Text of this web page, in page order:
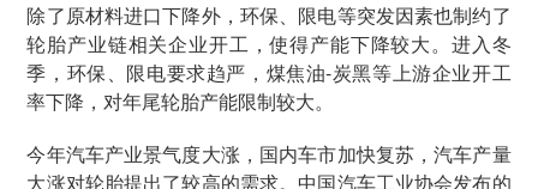
除了原材料进口下降外，环保、限电等突发因素也制约了
轮胎产业链相关企业开工，使得产能下降较大。进入冬
季，环保、限电要求趋严，煤焦油-炭黑等上游企业开工
率下降，对年尾轮胎产能限制较大。
今年汽车产业景气度大涨，国内车市加快复苏，汽车产量
大涨对轮胎提出了较高的需求。中国汽车工业协会发布的